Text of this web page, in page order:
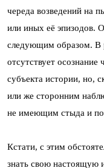
череда возведений на
или иных её эпизодов.
следующим образом. В
отсутствует осознание
субъекта истории, но,
или же сторонним
не имеющим стыда и
Кстати, с этим
знать свою настоящую